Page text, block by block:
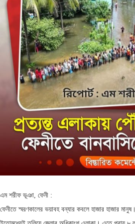
এম শরীফ ভূঞা, ফেনী :
ফেনীতে স্মরণকালের ভয়াবহ বন্যার কবলে হাজার হাজার